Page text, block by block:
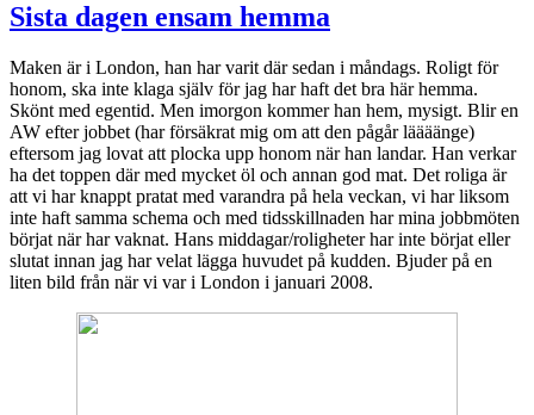
Sista dagen ensam hemma
Maken är i London, han har varit där sedan i måndags. Roligt för
honom, ska inte klaga själv för jag har haft det bra här hemma.
Skönt med egentid. Men imorgon kommer han hem, mysigt. Blir en
AW efter jobbet (har försäkrat mig om att den pågår läääänge)
eftersom jag lovat att plocka upp honom när han landar. Han verkar
ha det toppen där med mycket öl och annan god mat. Det roliga är
att vi har knappt pratat med varandra på hela veckan, vi har liksom
inte haft samma schema och med tidsskillnaden har mina jobbmöten
börjat när har vaknat. Hans middagar/roligheter har inte börjat eller
slutat innan jag har velat lägga huvudet på kudden. Bjuder på en
liten bild från när vi var i London i januari 2008.